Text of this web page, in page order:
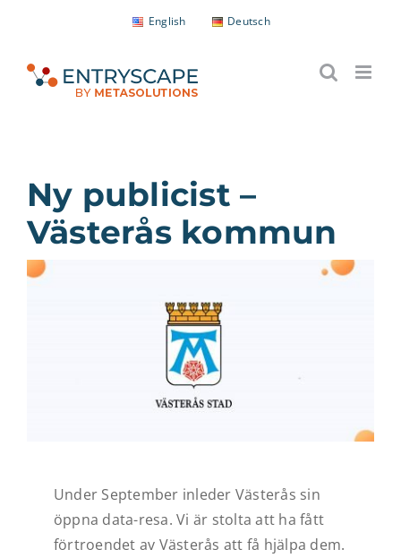
innehållet
English Deutsch
Ny publicist –
Västerås kommun
Under September inleder Västerås sin
öppna data-resa. Vi är stolta att ha fått
förtroendet av Västerås att få hjälpa dem.